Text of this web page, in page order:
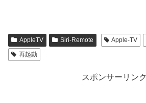
AppleTV Siri-Remote Apple-TV
再起動
スポンサーリンク